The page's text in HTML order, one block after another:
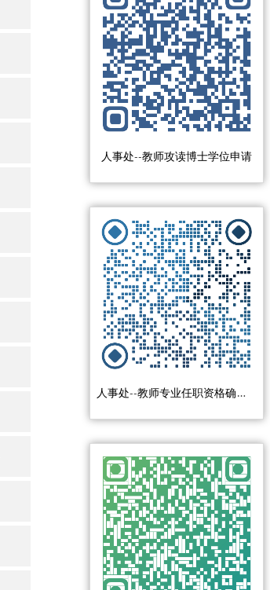
人事处--教师攻读博士学位申请
人事处--教师专业任职资格确认申请